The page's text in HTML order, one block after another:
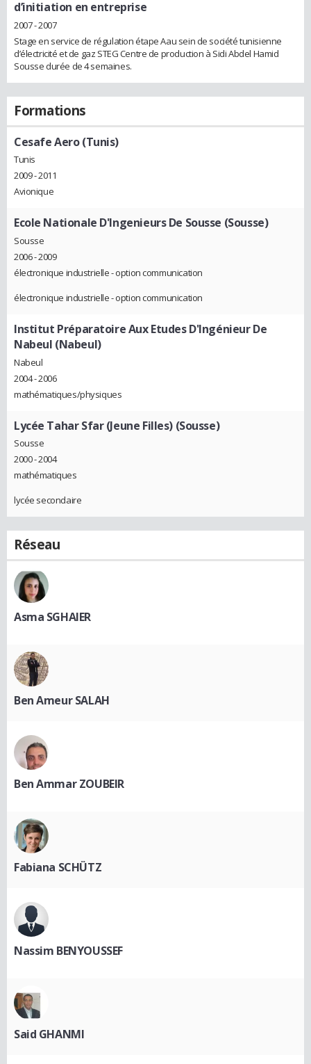
d’initiation en entreprise
2007 - 2007
Stage en service de régulation étape Aau sein de société tunisienne
d’électricité et de gaz STEG Centre de production à Sidi Abdel Hamid
Sousse durée de 4 semaines.
Formations
Cesafe Aero (Tunis)
Tunis
2009 - 2011
Avionique
Ecole Nationale D'Ingenieurs De Sousse (Sousse)
Sousse
2006 - 2009
électronique industrielle - option communication
électronique industrielle - option communication
Institut Préparatoire Aux Etudes D'Ingénieur De
Nabeul (Nabeul)
Nabeul
2004 - 2006
mathématiques/physiques
Lycée Tahar Sfar (Jeune Filles) (Sousse)
Sousse
2000 - 2004
mathématiques
lycée secondaire
Réseau
Asma SGHAIER
Ben Ameur SALAH
Ben Ammar ZOUBEIR
Fabiana SCHÜTZ
Nassim BENYOUSSEF
Said GHANMI